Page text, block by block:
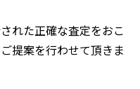
れた正確な査定をおこ
提案を行わせて頂きま